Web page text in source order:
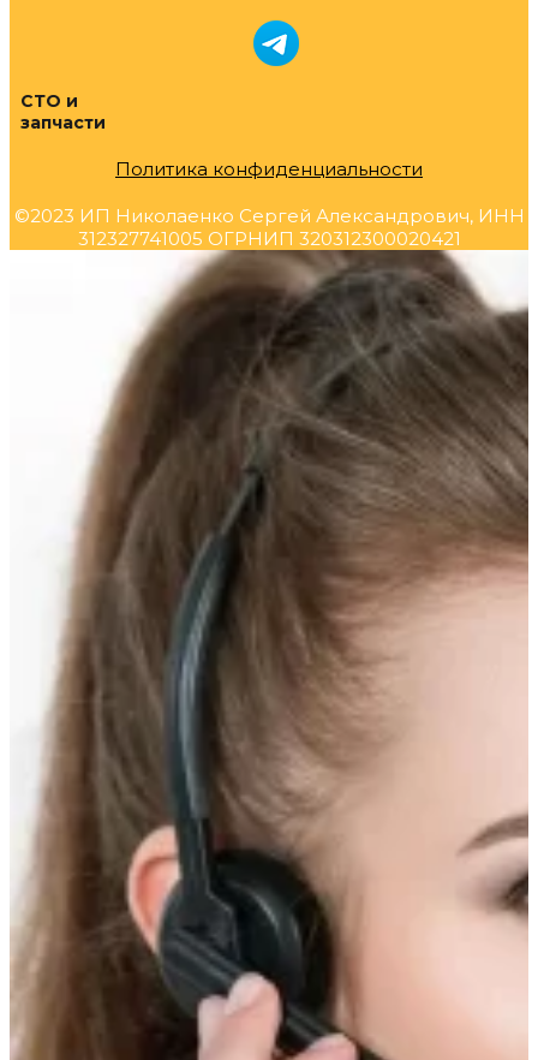
СТО и
запчасти
Политика конфиденциальности
©2023 ИП Николаенко Сергей Александрович, ИНН
312327741005 ОГРНИП 320312300020421